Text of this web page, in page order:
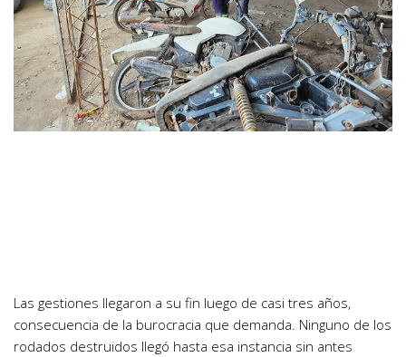
Las gestiones llegaron a su fin luego de casi tres años,
consecuencia de la burocracia que demanda. Ninguno de los
rodados destruidos llegó hasta esa instancia sin antes